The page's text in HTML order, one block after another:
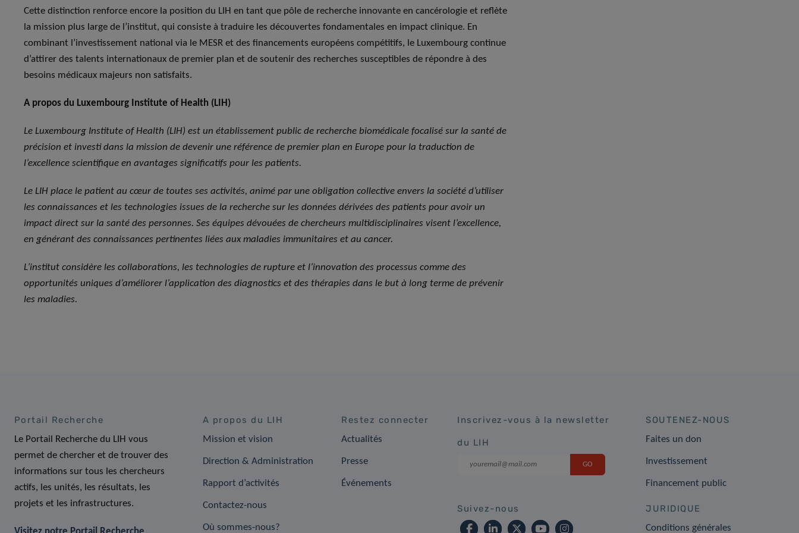
Cette distinction renforce encore la position du LIH en tant que pôle de recherche innovante en cancérologie et reflète
la mission plus large de l’institut, qui consiste à traduire les découvertes fondamentales en impact clinique. En
combinant l’investissement national via le MESR et des financements européens compétitifs, le Luxembourg continue
d’attirer des talents internationaux de premier plan et de soutenir des recherches susceptibles de répondre à des
besoins médicaux majeurs non satisfaits.
A propos du Luxembourg Institute of Health (LIH)
Le Luxembourg Institute of Health (LIH) est un établissement public de recherche biomédicale focalisé sur la santé de
précision et investi dans la mission de devenir une référence de premier plan en Europe pour la traduction de
l’excellence scientifique en avantages significatifs pour les patients.
Le LIH place le patient au cœur de toutes ses activités, animé par une obligation collective envers la société d’utiliser
les connaissances et les technologies issues de la recherche sur les données dérivées des patients pour avoir un
impact direct sur la santé des personnes. Ses équipes dévouées de chercheurs multidisciplinaires visent l’excellence,
en générant des connaissances pertinentes liées aux maladies immunitaires et au cancer.
L’institut considère les collaborations, les technologies de rupture et l’innovation des processus comme des
opportunités uniques d’améliorer l’application des diagnostics et des thérapies dans le but à long terme de prévenir
les maladies.
Portail Recherche
Le Portail Recherche du LIH vous
permet de chercher et de trouver des
informations sur tous les chercheurs
actifs, les unités, les résultats, les
projets et les infrastructures.
A propos du LIH
Mission et vision
Direction & Administration
Rapport d’activités
Contactez-nous
Où sommes-nous?
Restez connecter
Actualités
Presse
Événements
Inscrivez-vous à la newsletter
du LIH
Suivez-nous
SOUTENEZ-NOUS
Faites un don
Investissement
Financement public
JURIDIQUE
Conditions générales